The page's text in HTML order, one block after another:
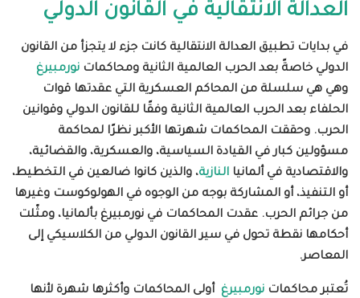
العدالة الانتقالية في القانون الدولي
في بدايات تطبيق العدالة الانتقالية كانت جزء لا يتجزأ من القانون
الدولي خاصةً بعد الحرب العالمية الثانية ومحاكمات نورمبيرغ
وهي هي سلسلة من المحاكم العسكرية التي عقدتها قوات
الحلفاء بعد الحرب العالمية الثانية وفقًا للقانون الدولي وقوانين
الحرب. وحققت المحاكمات شهرتها الأكبر نظرًا لمحاكمة
مسؤولين كبار في القيادة السياسية، والعسكرية، والقضائية،
والاقتصادية في ألمانيا النازية، والذين كانوا ضالعين في التخطيط،
أو التنفيذ، أو المشاركة بوجه من الوجوه في الهولوكوست وغيرها
من جرائم الحرب. عقدت المحاكمات في نورمبيرغ بألمانيا، ومثّلت
أحكامها نقطة تحول في سير القانون الدولي من الكلاسيكي إلى
المعاصر.
تُعتبرمحاكمات نورمبيرغ أولى المحاكمات وأكثرها شهرة لأنها